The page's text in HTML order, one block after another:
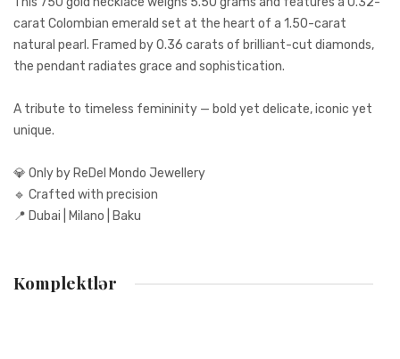
carat Colombian emerald set at the heart of a 1.50-carat
natural pearl. Framed by 0.36 carats of brilliant-cut diamonds,
the pendant radiates grace and sophistication.
A tribute to timeless femininity — bold yet delicate, iconic yet
unique.
💎 Only by ReDel Mondo Jewellery
🔹 Crafted with precision
📍 Dubai | Milano | Baku
Bütün yerlər mütləq doldurulmalıdır
Komplektlər